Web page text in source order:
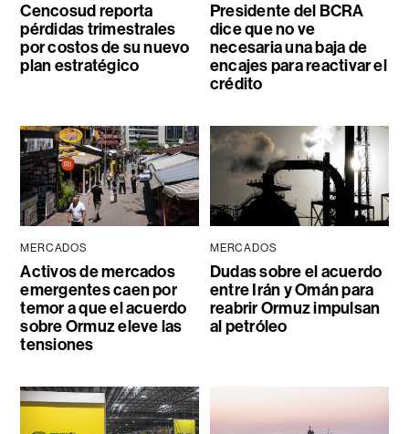
Cencosud reporta
pérdidas trimestrales
por costos de su nuevo
plan estratégico
Presidente del BCRA
dice que no ve
necesaria una baja de
encajes para reactivar el
crédito
MERCADOS
Activos de mercados
emergentes caen por
temor a que el acuerdo
sobre Ormuz eleve las
tensiones
MERCADOS
Dudas sobre el acuerdo
entre Irán y Omán para
reabrir Ormuz impulsan
al petróleo